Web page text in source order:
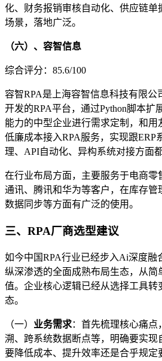
化、财务报销审核自动化、供应链单
场景，落地广泛。
（六）、容智信息
综合评分：85.6/100
容智RPA是上海容智信息科技有限公
开发的RPA平台，通过Python脚本扩
能力的中型企业进行需求定制，和用
低廉成本接入RPA服务，实现跟ERP
理、API自动化、异构系统对接方面
在行业布局方面，主要服务于电商零
通讯、腾讯和华为等客户，在库存管
数据同步等方面有广泛的使用。
三、RPA厂商选型建议
如今中国RPA行业已经步入Ai深度融
纵深渗透的全面成熟布局生态，从简
值。企业核心逻辑已经从选择工具转
态。
（一） 业务需求：首先梳理核心痛
溯、跨系统数据断点等，明确要实现
要降低成本、提升效率还是合乎规定